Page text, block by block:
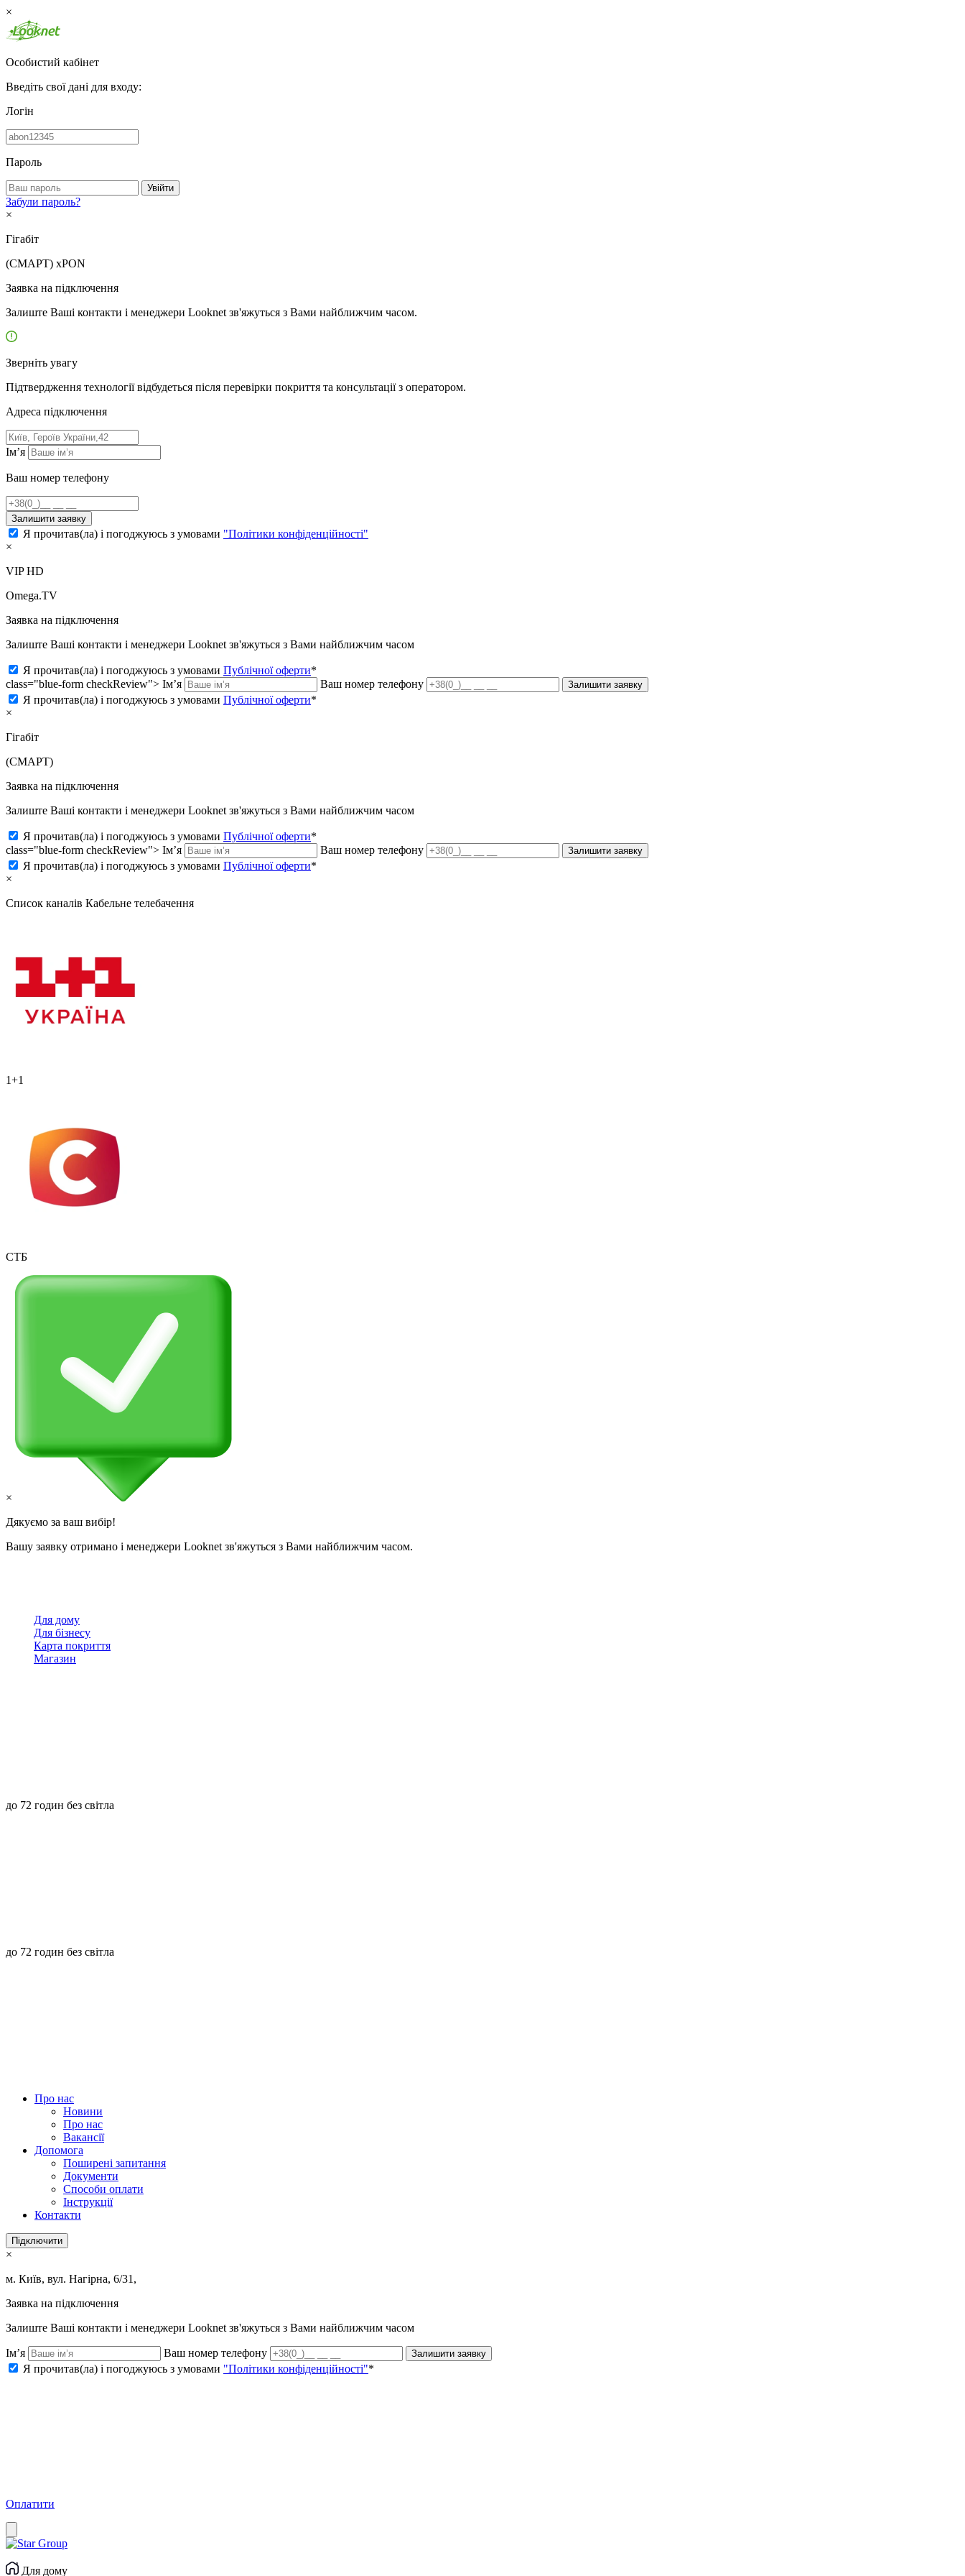
×
Особистий кабінет
Введіть свої дані для входу:
Логін
Пароль
Увійти
Забули пароль?
×
Гігабіт
(СМАРТ) xPON
Заявка на підключення
Залиште Ваші контакти і менеджери Looknet зв'яжуться з Вами найближчим часом.
Зверніть увагу
Підтвердження технології відбудеться після перевірки покриття та консультації з оператором.
Адресa підключення
Ім’я
Ваш номер телефону
Залишити заявку
Я прочитав(ла) і погоджуюсь з умовами "Політики конфіденційності"
×
VIP HD
Omega.TV
Заявка на підключення
Залиште Ваші контакти і менеджери Looknet зв'яжуться з Вами найближчим часом
Я прочитав(ла) і погоджуюсь з умовами Публічної оферти*
class="blue-form checkReview"> Ім’я Ваш номер телефону Залишити заявку
Я прочитав(ла) і погоджуюсь з умовами Публічної оферти*
×
Гігабіт
(СМАРТ)
Заявка на підключення
Залиште Ваші контакти і менеджери Looknet зв'яжуться з Вами найближчим часом
Я прочитав(ла) і погоджуюсь з умовами Публічної оферти*
class="blue-form checkReview"> Ім’я Ваш номер телефону Залишити заявку
Я прочитав(ла) і погоджуюсь з умовами Публічної оферти*
×
Список каналів Кабельне телебачення
1+1
СТБ
×
Дякуємо за ваш вибір!
Вашу заявку отримано і менеджери Looknet зв'яжуться з Вами найближчим часом.
Для дому
Для бізнесу
Карта покриття
Магазин
до 72 годин без світла
до 72 годин без світла
Про нас
Новини
Про нас
Вакансії
Допомога
Поширені запитання
Документи
Способи оплати
Інструкції
Контакти
Підключити
×
м. Київ, вул. Нагірна, 6/31,
Заявка на підключення
Залиште Ваші контакти і менеджери Looknet зв'яжуться з Вами найближчим часом
Ім’я Ваш номер телефону Залишити заявку
Я прочитав(ла) і погоджуюсь з умовами "Політики конфіденційності"*
Оплатити
Для дому